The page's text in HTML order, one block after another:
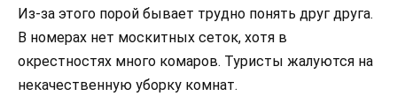
Из-за этого порой бывает трудно понять друг друга.
В номерах нет москитных сеток, хотя в
окрестностях много комаров. Туристы жалуются на
некачественную уборку комнат.